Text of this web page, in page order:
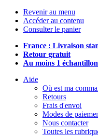
Revenir au menu
Accéder au contenu
Consulter le panier
France : Livraison
Retour gratuit
Au moins 1
Aide
Où est ma
Retours
Frais d'envoi
Modes de
Nous contacter
Toutes les